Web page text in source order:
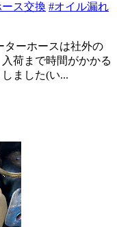
ス交換 #オイル漏れ
ターホースは社外の
荷まで時間がかかる
ました(い...